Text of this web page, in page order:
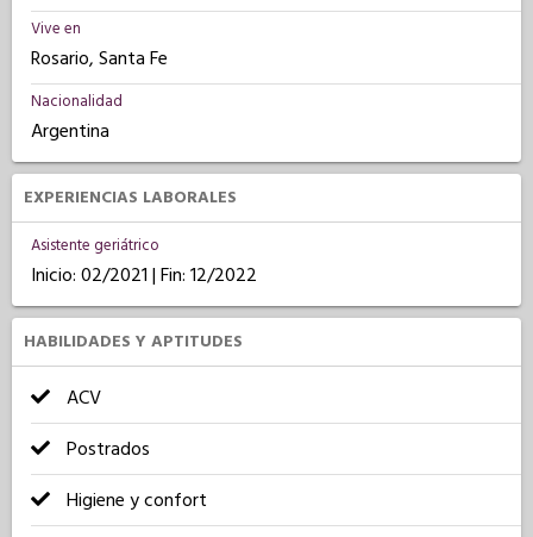
Vive en
Rosario, Santa Fe
Nacionalidad
Argentina
EXPERIENCIAS LABORALES
Asistente geriátrico
Inicio: 02/2021 | Fin: 12/2022
HABILIDADES Y APTITUDES
ACV
Postrados
Higiene y confort